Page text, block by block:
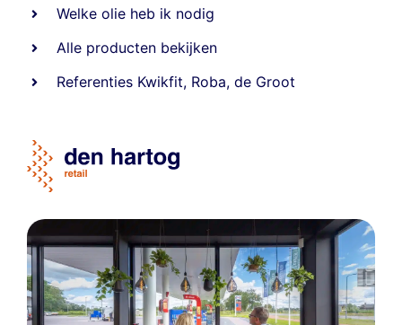
Welke olie heb ik nodig
Alle producten bekijken
Referenties Kwikfit, Roba,de Groot